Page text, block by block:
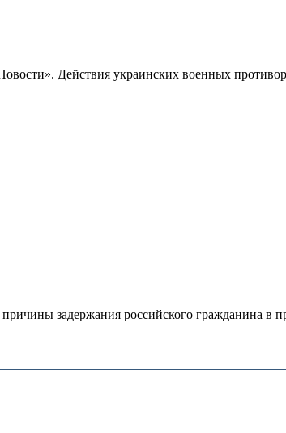
Действия украинских военных
задержания российского гражданина в